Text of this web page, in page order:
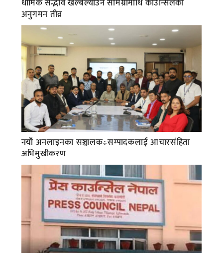
धार्मिक सद्भाव खल्बल्याउने सामग्रीमाथि काउन्सिलको
अनुगमन तीव्र
नयाँ अनलाइनका सञ्चालक÷सम्पादकलाई आचारसंहिता
अभिमुखीकरण